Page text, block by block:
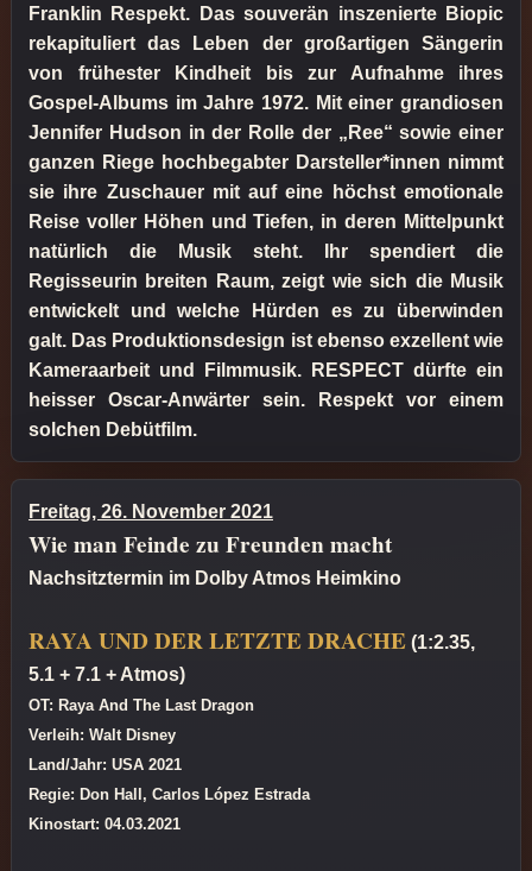
Franklin Respekt. Das souverän inszenierte Biopic
rekapituliert das Leben der großartigen Sängerin
von frühester Kindheit bis zur Aufnahme ihres
Gospel-Albums im Jahre 1972. Mit einer grandiosen
Jennifer Hudson in der Rolle der „Ree“ sowie einer
ganzen Riege hochbegabter Darsteller*innen nimmt
sie ihre Zuschauer mit auf eine höchst emotionale
Reise voller Höhen und Tiefen, in deren Mittelpunkt
natürlich die Musik steht. Ihr spendiert die
Regisseurin breiten Raum, zeigt wie sich die Musik
entwickelt und welche Hürden es zu überwinden
galt. Das Produktionsdesign ist ebenso exzellent wie
Kameraarbeit und Filmmusik. RESPECT dürfte ein
heisser Oscar-Anwärter sein. Respekt vor einem
solchen Debütfilm.
Freitag, 26. November 2021
Wie man Feinde zu Freunden macht
Nachsitztermin im Dolby Atmos Heimkino
RAYA UND DER LETZTE DRACHE (1:2.35,
5.1 + 7.1 + Atmos)
OT: Raya And The Last Dragon
Verleih: Walt Disney
Land/Jahr: USA 2021
Regie: Don Hall, Carlos López Estrada
Kinostart: 04.03.2021